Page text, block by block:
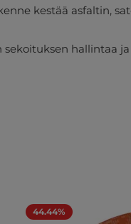
kestää asfaltin,
hallintaa
44.44%